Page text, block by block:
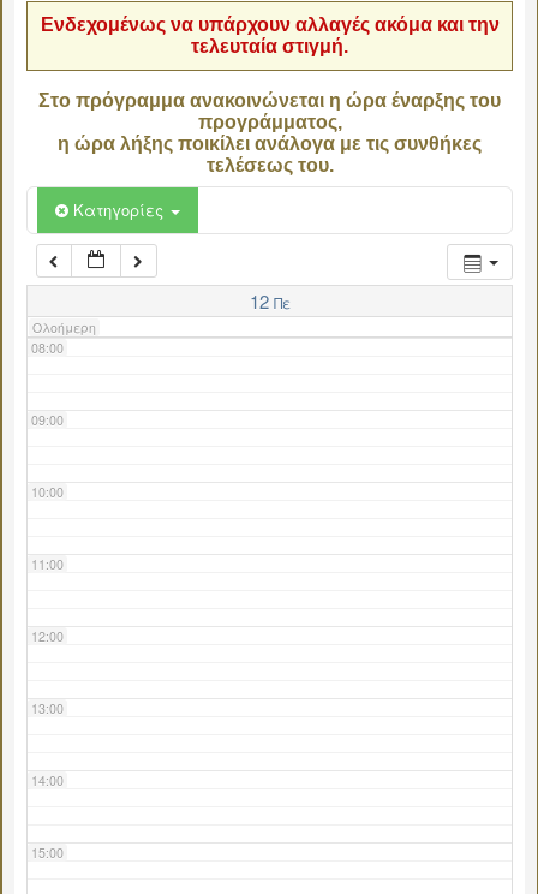
Ενδεχομένως να υπάρχουν αλλαγές ακόμα και την
τελευταία στιγμή.
Στο πρόγραμμα ανακοινώνεται η ώρα έναρξης του
προγράμματος,
η ώρα λήξης ποικίλει ανάλογα με τις συνθήκες
τελέσεως του.
Κατηγορίες
12 Πε
Ολοήμερη
06:00
07:00
08:00
09:00
10:00
11:00
12:00
13:00
14:00
15:00